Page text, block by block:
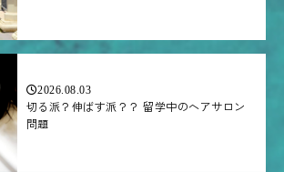
2026.08.03
切る派？伸ばす派？？ 留学中のヘアサロン
問題